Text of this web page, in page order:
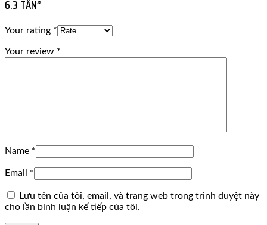
6.3 TẤN”
Your rating *
Your review *
Name *
Email *
Lưu tên của tôi, email, và trang web trong trình duyệt này
cho lần bình luận kế tiếp của tôi.